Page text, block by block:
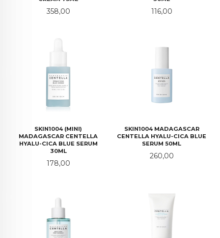
Pris
358,00 Pris
116,00
SKIN1004 (MINI)
MADAGASCAR CENTELLA
HYALU-CICA BLUE SERUM
30ML
Pris
178,00
SKIN1004 MADAGASCAR
CENTELLA HYALU-CICA BLUE
SERUM 50ML
Pris
260,00